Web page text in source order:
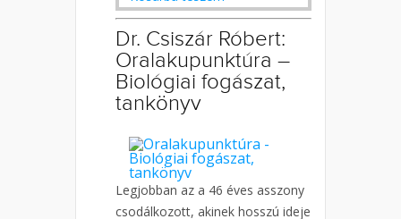
Dr. Csiszár Róbert:
Oralakupunktúra –
Biológiai fogászat,
tankönyv
Legjobban az a 46 éves asszony
csodálkozott, akinek hosszú ideje